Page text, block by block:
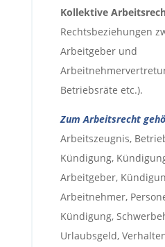
Kollektive
Rechtsbeziehungen
Arbeitgeber und
Betriebsräte etc.).
Zum Arbeitsrecht
Arbeitszeugnis,
Kündigung,
Arbeitgeber,
Arbeitnehmer,
Kündigung,
Urlaubsgeld,